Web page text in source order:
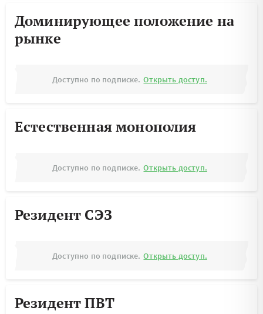
Доминирующее положение на
рынке
Доступно по подписке. Открыть доступ.
Естественная монополия
Доступно по подписке. Открыть доступ.
Резидент СЭЗ
Доступно по подписке. Открыть доступ.
Резидент ПВТ